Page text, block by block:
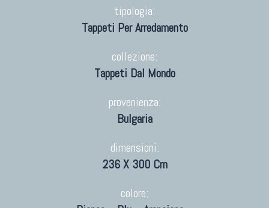
tipologia:
Tappeti Per Arredamento
collezione:
Tappeti Dal Mondo
provenienza:
Bulgaria
dimensioni:
236 X 300 Cm
colore: